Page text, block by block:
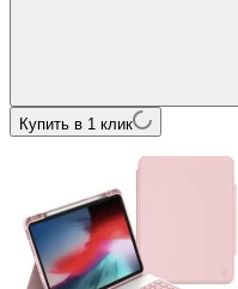
Купить в 1 клик